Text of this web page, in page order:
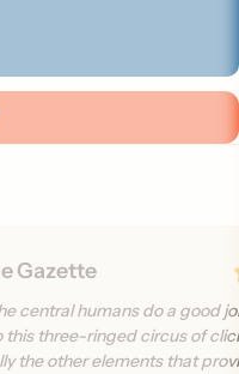
Gazette
central humans do a good
this three-ringed circus of
the other elements that